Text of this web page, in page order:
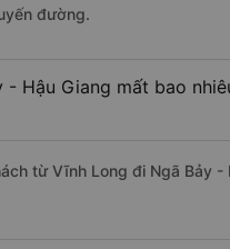
đường.
- Hậu Giang mất bao
từ Vĩnh Long đi Ngã Bảy